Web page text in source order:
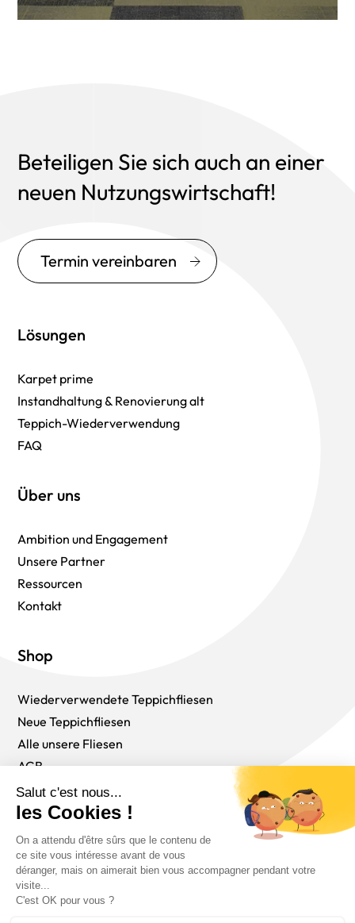
Beteiligen Sie sich auch an einer
neuen Nutzungswirtschaft!
Termin vereinbaren
Lösungen
Karpet prime
Instandhaltung & Renovierung alt
Teppich-Wiederverwendung
FAQ
Über uns
Ambition und Engagement
Unsere Partner
Ressourcen
Kontakt
Shop
Wiederverwendete Teppichfliesen
Neue Teppichfliesen
Alle unsere Fliesen
AGB
Deutsch